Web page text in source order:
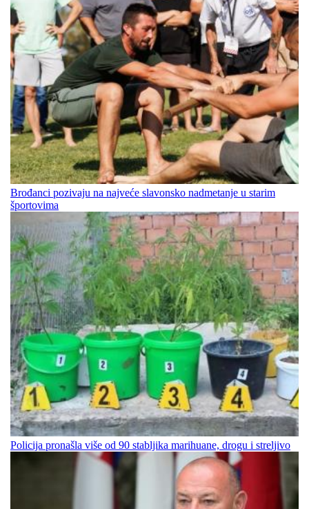
Brođanci pozivaju na najveće slavonsko nadmetanje u starim
športovima
Policija pronašla više od 90 stabljika marihuane, drogu i streljivo